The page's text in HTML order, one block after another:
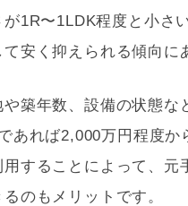
が1R〜1LDK程度と小さ
安く抑えられる傾向に
や築年数 、設備の状態な
あれば2,000万円程度
用することによって、
のもメリットです。